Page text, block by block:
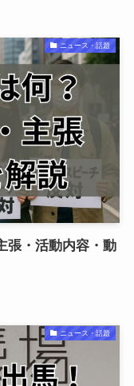
ニュース・話題
張・活動内容・動
ニュース・話題